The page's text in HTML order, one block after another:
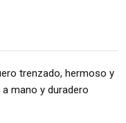
trenzado, hermoso y
mano y duradero